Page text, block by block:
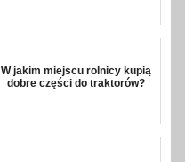
W jakim miejscu rolnicy kupią
dobre części do traktorów?